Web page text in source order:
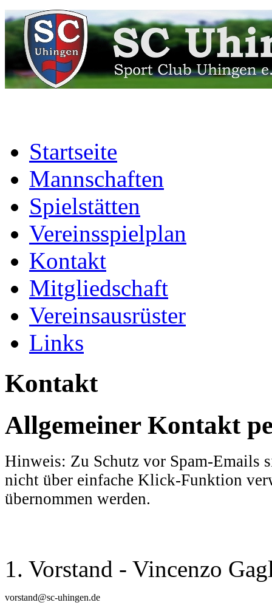
Startseite
Mannschaften
Spielstätten
Vereinsspielplan
Kontakt
Mitgliedschaft
Vereinsausrüster
Links
Kontakt
Allgemeiner Kontakt
Hinweis: Zu Schutz vor Spam-Emails
nicht über einfache Klick-Funktion
übernommen werden.
1. Vorstand - Vincenzo
vorstand@sc-uhingen.de